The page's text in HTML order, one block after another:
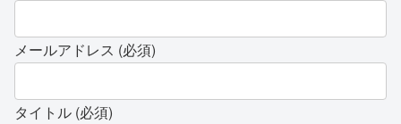
メールアドレス (必須)
タイトル (必須)